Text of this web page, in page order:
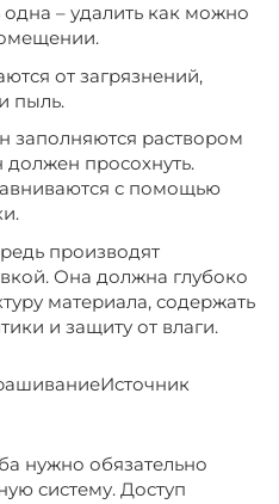
одна – удалить как можно
от загрязнений,
пыль.
заполняются раствором
должен просохнуть.
с помощью
производят
Она должна глубоко
материала, содержать
и защиту от влаги.
нужно обязательно
систему. Доступ